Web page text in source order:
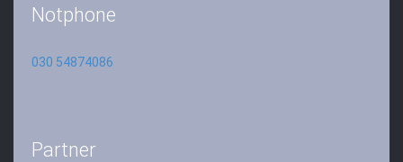
Notphone
030 54874086
Partner